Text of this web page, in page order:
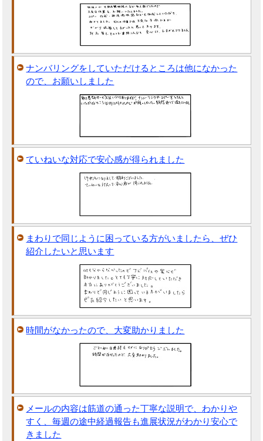
ナンバリングをしていただけるところは他になかった
ので、お願いしました
ていねいな対応で安心感が得られました
まわりで同じように困っている方がいましたら、ぜひ
紹介したいと思います
時間がなかったので、大変助かりました
メールの内容は筋道の通った丁寧な説明で、わかりや
すく、毎週の途中経過報告も進展状況がわかり安心で
きました